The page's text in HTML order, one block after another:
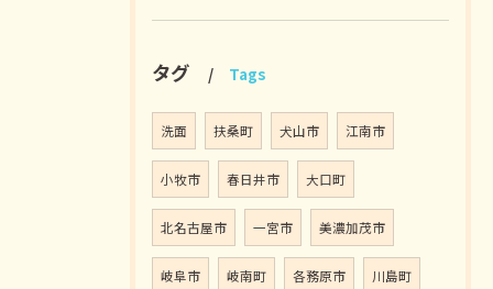
タグ Tags
洗面 扶桑町 犬山市 江南市
小牧市 春日井市 大口町
北名古屋市 一宮市 美濃加茂市
岐阜市 岐南町 各務原市 川島町